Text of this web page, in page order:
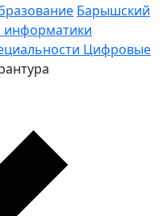
Барышский
информатики
Цифровые